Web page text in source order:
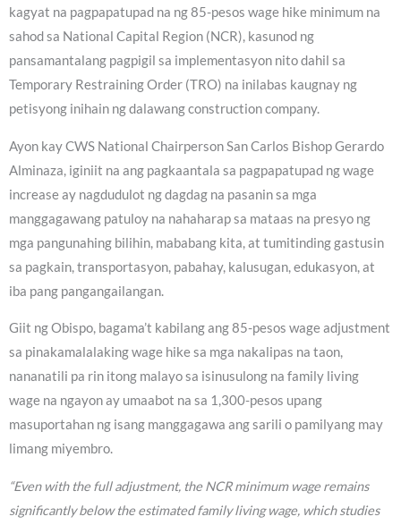
kagyat na pagpapatupad na ng 85-pesos wage hike minimum na
sahod sa National Capital Region (NCR), kasunod ng
pansamantalang pagpigil sa implementasyon nito dahil sa
Temporary Restraining Order (TRO) na inilabas kaugnay ng
petisyong inihain ng dalawang construction company.
Ayon kay CWS National Chairperson San Carlos Bishop Gerardo
Alminaza, iginiit na ang pagkaantala sa pagpapatupad ng wage
increase ay nagdudulot ng dagdag na pasanin sa mga
manggagawang patuloy na nahaharap sa mataas na presyo ng
mga pangunahing bilihin, mababang kita, at tumitinding gastusin
sa pagkain, transportasyon, pabahay, kalusugan, edukasyon, at
iba pang pangangailangan.
Giit ng Obispo, bagama’t kabilang ang 85-pesos wage adjustment
sa pinakamalalaking wage hike sa mga nakalipas na taon,
nananatili pa rin itong malayo sa isinusulong na family living
wage na ngayon ay umaabot na sa 1,300-pesos upang
masuportahan ng isang manggagawa ang sarili o pamilyang may
limang miyembro.
“Even with the full adjustment, the NCR minimum wage remains
significantly below the estimated family living wage, which studies